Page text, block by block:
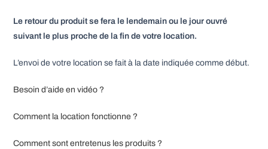
Le retour du produit se fera le lendemain ou le jour ouvré
suivant le plus proche de la fin de votre location.
L’envoi de votre location se fait à la date indiquée comme début.
Besoin d’aide en vidéo ?
Comment la location fonctionne ?
Comment sont entretenus les produits ?